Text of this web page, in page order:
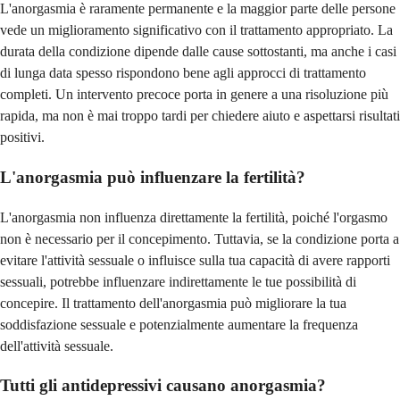
L'anorgasmia è raramente permanente e la maggior parte delle persone
vede un miglioramento significativo con il trattamento appropriato. La
durata della condizione dipende dalle cause sottostanti, ma anche i casi
di lunga data spesso rispondono bene agli approcci di trattamento
completi. Un intervento precoce porta in genere a una risoluzione più
rapida, ma non è mai troppo tardi per chiedere aiuto e aspettarsi risultati
positivi.
L'anorgasmia può influenzare la fertilità?
L'anorgasmia non influenza direttamente la fertilità, poiché l'orgasmo
non è necessario per il concepimento. Tuttavia, se la condizione porta a
evitare l'attività sessuale o influisce sulla tua capacità di avere rapporti
sessuali, potrebbe influenzare indirettamente le tue possibilità di
concepire. Il trattamento dell'anorgasmia può migliorare la tua
soddisfazione sessuale e potenzialmente aumentare la frequenza
dell'attività sessuale.
Tutti gli antidepressivi causano anorgasmia?